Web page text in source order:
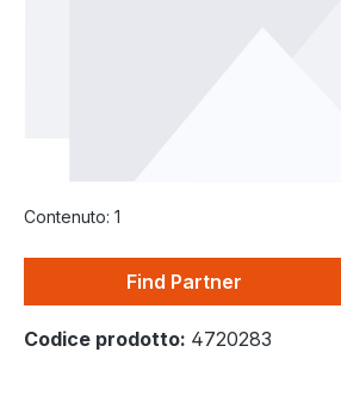
Contenuto: 1
Find Partner
Codice prodotto: 4720283